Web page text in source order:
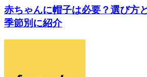
赤ちゃんに帽子は必要？選び方
季節別に紹介